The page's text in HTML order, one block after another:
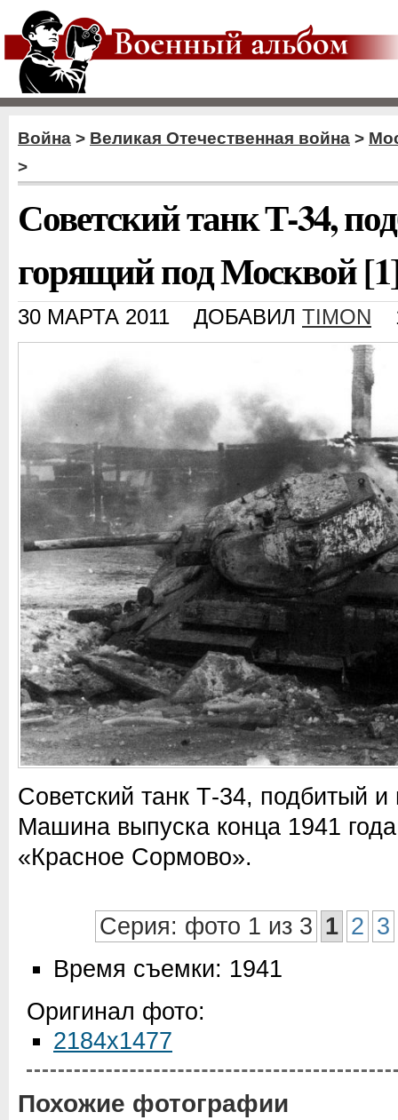
Война > Великая Отечественная война >
>
Советский танк Т-34,
горящий под Москвой
30 МАРТА 2011 ДОБАВИЛ TIMON
Советский танк Т-34, подбитый
Машина выпуска конца 1941
«Красное Сормово».
Серия: фото 1 из 3 1 2 3
Время съемки: 1941
Оригинал фото:
2184x1477
Похожие фотографии